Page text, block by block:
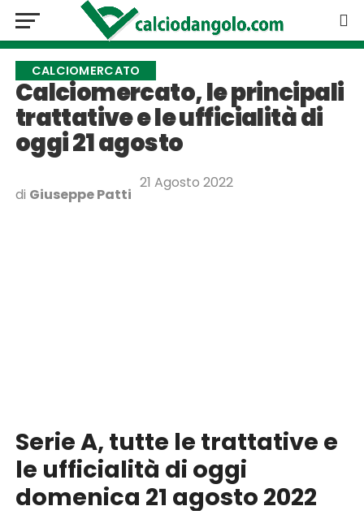
CALCIOMERCATO
Calciomercato, le principali
trattative e le ufficialità di
oggi 21 agosto
di Giuseppe Patti
21 Agosto 2022
Serie A, tutte le trattative e
le ufficialità di oggi
domenica 21 agosto 2022